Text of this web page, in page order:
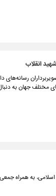
انقلاب
رسانه‌های
مختلف جهان به
به همراه